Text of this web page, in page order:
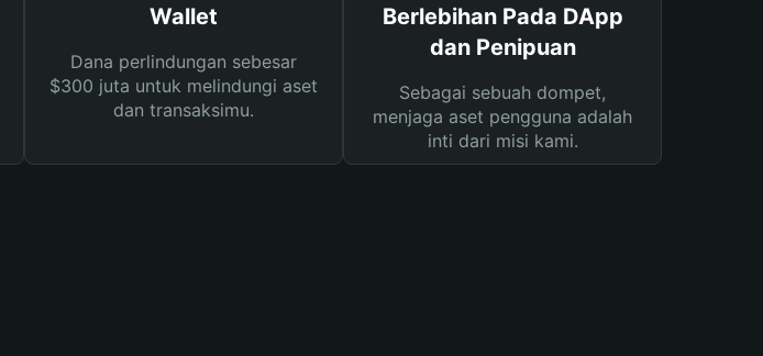
Wallet
Dana perlindungan sebesar
$300 juta untuk melindungi aset
dan transaksimu.
Berlebihan Pada DApp
dan Penipuan
Sebagai sebuah dompet,
menjaga aset pengguna adalah
inti dari misi kami.